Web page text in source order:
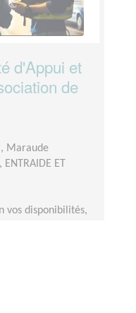
d'Appui et
de
Maraude
ET
vos disponibilités,